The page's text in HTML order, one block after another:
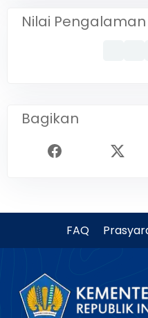
Nilai
Bagikan
FAQ